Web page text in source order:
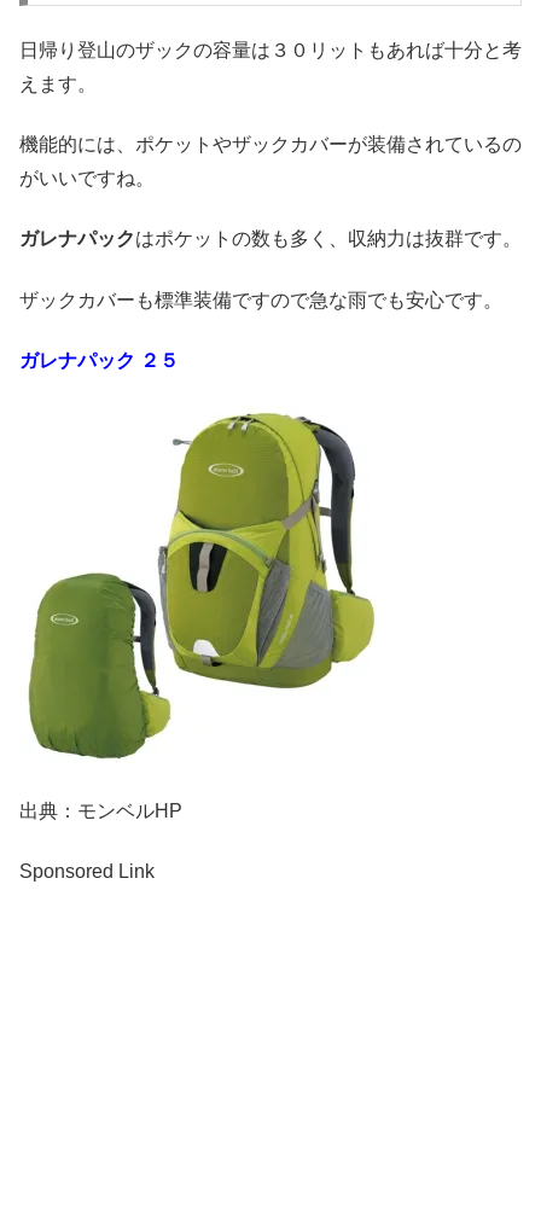
日帰り登山のザックの容量は３０リットもあれば十分と考
えます。
機能的には、ポケットやザックカバーが装備されているの
がいいですね。
ガレナパックはポケットの数も多く、収納力は抜群です。
ザックカバーも標準装備ですので急な雨でも安心です。
ガレナパック ２５
出典：モンベルHP
Sponsored Link